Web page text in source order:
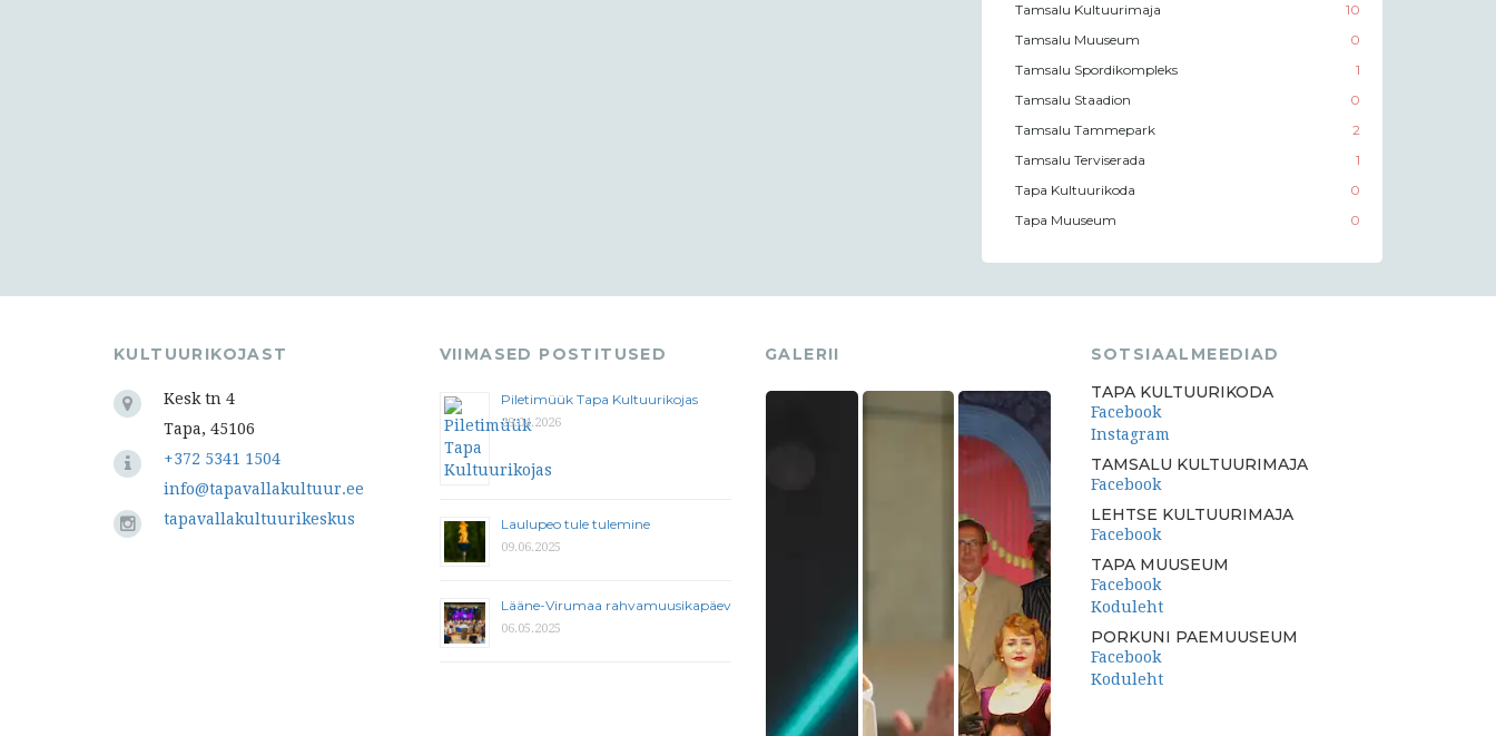
Tamsalu Kultuurimaja
10
Tamsalu Muuseum
0
Tamsalu Spordikompleks
1
Tamsalu Staadion
0
Tamsalu Tammepark
2
Tamsalu Terviserada
1
Tapa Kultuurikoda
0
Tapa Muuseum
0
KULTUURIKOJAST
Kesk tn 4
Tapa, 45106
+372 5341 1504
info@tapavallakultuur.ee
tapavallakultuurikeskus
VIIMASED POSTITUSED
Piletimüük Tapa Kultuurikojas
29.04.2026
Laulupeo tule tulemine
09.06.2025
Lääne-Virumaa rahvamuusikapäev
06.05.2025
GALERII
SOTSIAALMEEDIAD
TAPA KULTUURIKODA
Facebook
Instagram
TAMSALU KULTUURIMAJA
Facebook
LEHTSE KULTUURIMAJA
Facebook
TAPA MUUSEUM
Facebook
Koduleht
PORKUNI PAEMUUSEUM
Facebook
Koduleht